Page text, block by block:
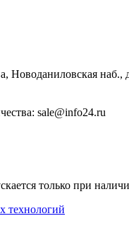
Новоданиловская наб.,
sale@info24.ru
только при
технологий